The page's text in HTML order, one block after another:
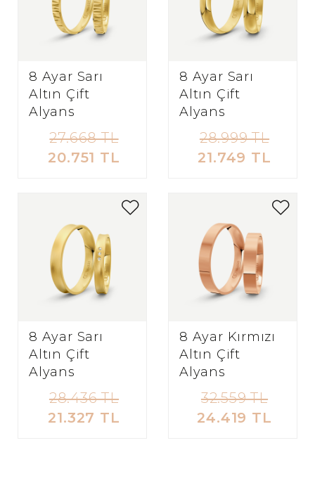
8 Ayar Sarı
Altın Çift
Alyans
27.668 TL
20.751 TL
8 Ayar Sarı
Altın Çift
Alyans
28.999 TL
21.749 TL
8 Ayar Sarı
Altın Çift
Alyans
28.436 TL
21.327 TL
8 Ayar Kırmızı
Altın Çift
Alyans
32.559 TL
24.419 TL